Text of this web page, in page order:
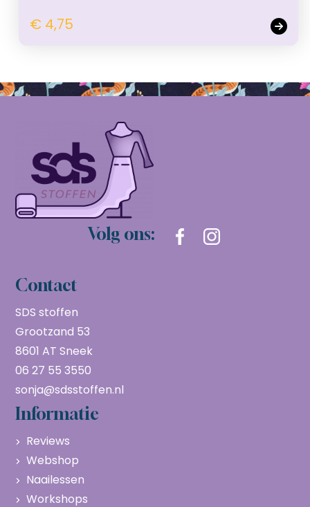
€ 4,75
Volg ons:
Contact
SDS stoffen
Grootzand 53
8601 AT Sneek
06 27 55 3550
sonja@sdsstoffen.nl
Informatie
Reviews
Webshop
Naailessen
Workshops